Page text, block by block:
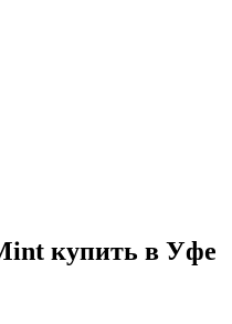
купить в Уфе